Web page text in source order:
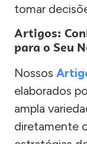
tomar
Artigos:
para o Seu
Nossos
elaborados
ampla
diretamente